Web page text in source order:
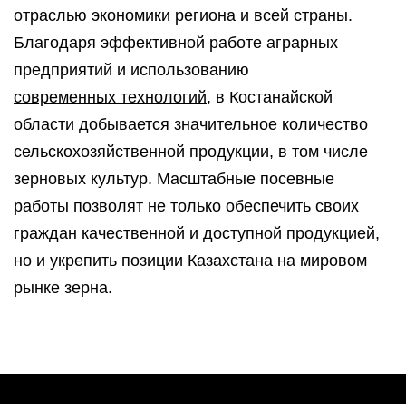
отраслью экономики региона и всей страны.
Благодаря эффективной работе аграрных
предприятий и использованию
современных технологий, в Костанайской
области добывается значительное количество
сельскохозяйственной продукции, в том числе
зерновых культур. Масштабные посевные
работы позволят не только обеспечить своих
граждан качественной и доступной продукцией,
но и укрепить позиции Казахстана на мировом
рынке зерна.